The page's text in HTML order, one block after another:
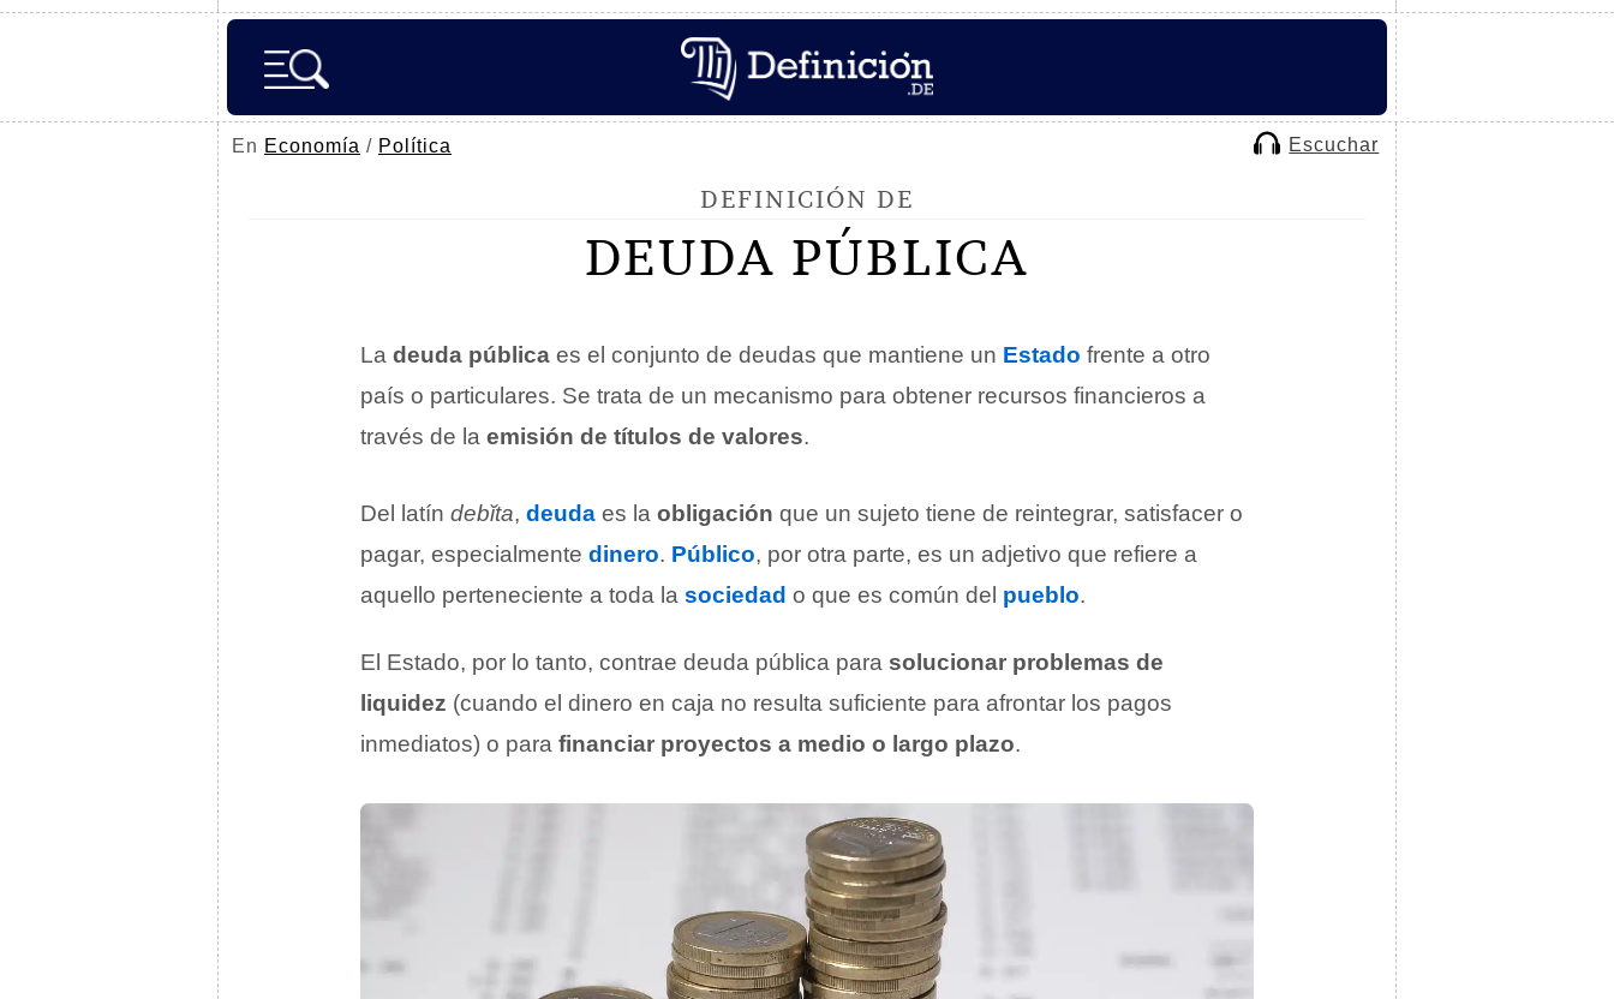
En Economía / Política Escuchar
DEFINICIÓN DE
DEUDA PÚBLICA
La deuda pública es el conjunto de deudas que mantiene un Estado frente a otro
país o particulares. Se trata de un mecanismo para obtener recursos financieros a
través de la emisión de títulos de valores.
Del latín debĭta, deuda es la obligación que un sujeto tiene de reintegrar, satisfacer o
pagar, especialmente dinero. Público, por otra parte, es un adjetivo que refiere a
aquello perteneciente a toda la sociedad o que es común del pueblo.
El Estado, por lo tanto, contrae deuda pública para solucionar problemas de
liquidez (cuando el dinero en caja no resulta suficiente para afrontar los pagos
inmediatos) o para financiar proyectos a medio o largo plazo.